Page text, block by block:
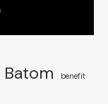
Batom benefit